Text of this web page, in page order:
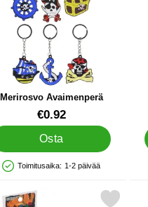
Merirosvo Avaimenperä
84023€0.92
Osta
Saatavuus: Varastossa
Toimitusaika: 1-2 päivää
suosikiksi
Merkitse kaivaussetti